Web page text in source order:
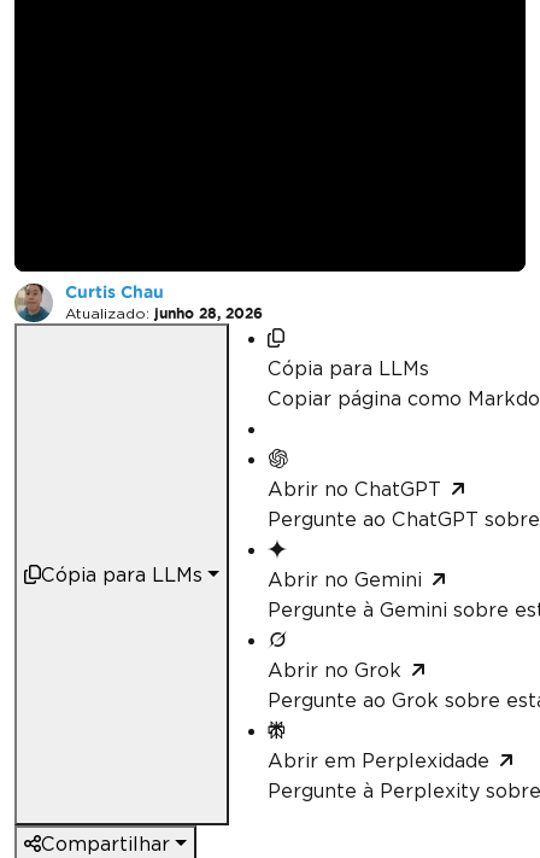
Curtis Chau
Atualizado: junho 28, 2026
Cópia para LLMs
Cópia para LLMs
Copiar página como
Abrir no ChatGPT
Pergunte ao ChatGPT
Abrir no Gemini
Pergunte à Gemini sobre
Abrir no Grok
Pergunte ao Grok sobre
Abrir em Perplexidade
Pergunte à Perplexity
Compartilhar